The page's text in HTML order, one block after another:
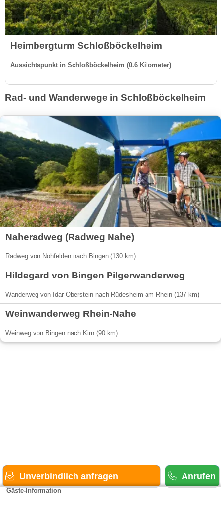
Heimbergturm Schloßböckelheim
Aussichtspunkt in Schloßböckelheim (0.6 Kilometer)
Rad- und Wanderwege in Schloßböckelheim
Naheradweg (Radweg Nahe)
Radweg von Nohfelden nach Bingen (130 km)
Hildegard von Bingen Pilgerwanderweg
Wanderweg von Idar-Oberstein nach Rüdesheim am Rhein (137 km)
Weinwanderweg Rhein-Nahe
Weinweg von Bingen nach Kirn (90 km)
Unverbindlich anfragen Anrufen
Gäste-Information